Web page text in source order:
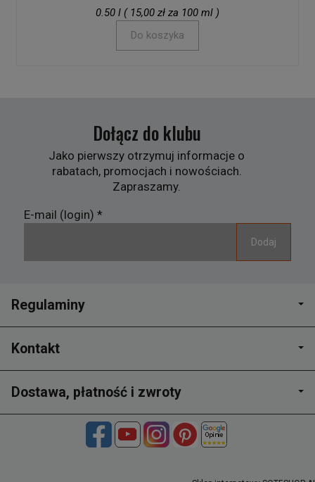
0.50 l ( 15,00 zł za 100 ml )
Do koszyka
Dołącz do klubu
Jako pierwszy otrzymuj informacje o
rabatach, promocjach i nowościach.
Zapraszamy.
E-mail (login) *
Regulaminy
Kontakt
Dostawa, płatność i zwroty